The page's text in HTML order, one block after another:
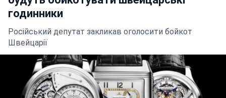
годинники
Російський депутат закликав оголосити бойкот
Швейцарії